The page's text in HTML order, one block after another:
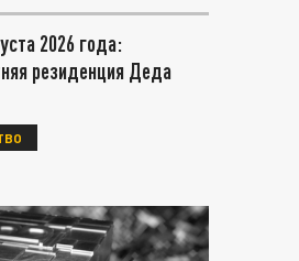
2026 года:
резиденция Деда